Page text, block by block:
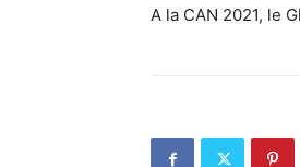
A la CAN 2021, le